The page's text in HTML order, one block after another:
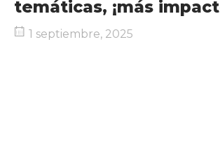
temáticas, ¡más
1 septiembre, 2025